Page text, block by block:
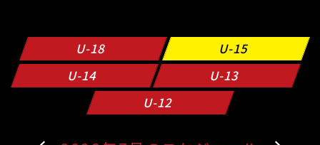
U-18
U-15
U-14
U-13
U-12